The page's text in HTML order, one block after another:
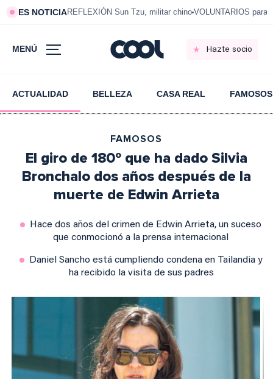
ES NOTICIAREFLEXIÓN Sun Tzu, militar chino VOLUNTARIOS para
MENÚ Hazte socio
ACTUALIDAD BELLEZA CASA REAL FAMOSOS
FAMOSOS
El giro de 180º que ha dado Silvia
Bronchalo dos años después de la
muerte de Edwin Arrieta
Hace dos años del crimen de Edwin Arrieta, un suceso
que conmocionó a la prensa internacional
Daniel Sancho está cumpliendo condena en Tailandia y
ha recibido la visita de sus padres